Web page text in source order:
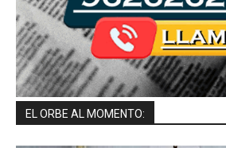
EL ORBE AL MOMENTO: